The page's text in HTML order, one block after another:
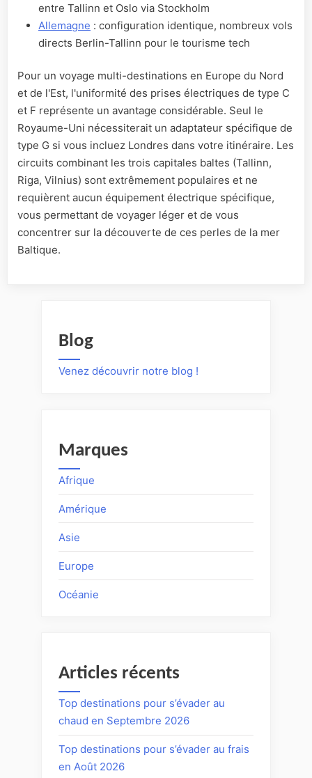
entre Tallinn et Oslo via Stockholm
Allemagne : configuration identique, nombreux vols
directs Berlin-Tallinn pour le tourisme tech
Pour un voyage multi-destinations en Europe du Nord
et de l'Est, l'uniformité des prises électriques de type C
et F représente un avantage considérable. Seul le
Royaume-Uni nécessiterait un adaptateur spécifique de
type G si vous incluez Londres dans votre itinéraire. Les
circuits combinant les trois capitales baltes (Tallinn,
Riga, Vilnius) sont extrêmement populaires et ne
requièrent aucun équipement électrique spécifique,
vous permettant de voyager léger et de vous
concentrer sur la découverte de ces perles de la mer
Baltique.
Blog
Venez découvrir notre blog !
Marques
Afrique
Amérique
Asie
Europe
Océanie
Articles récents
Top destinations pour s’évader au
chaud en Septembre 2026
Top destinations pour s’évader au frais
en Août 2026